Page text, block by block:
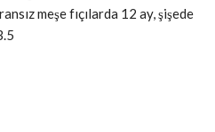
meşe fıçılarda 12 ay, şişede